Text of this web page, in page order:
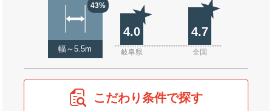
43%
幅～5.5m
4.0 4.7
岐阜県 全国
こだわり条件で探す